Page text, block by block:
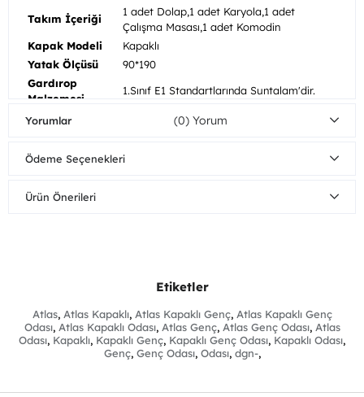
Takım İçeriği
1 adet Dolap,1 adet Karyola,1 adet
Çalışma Masası,1 adet Komodin
Kapak Modeli
Kapaklı
Yatak Ölçüsü
90*190
Gardırop
Malzemesi
1.Sınıf E1 Standartlarında Suntalam'dir.
Komodin
1.Sınıf E1 Standartlarında Suntalam'dir.
Şifonyer
Malzemesi
1.Sınıf E1 Standartlarında Suntalam'dir.
Mekanizması
Kapaklı
Karyola
Fonksiyonu
İsteğe bağlı olarak baza eklenebilir.
İthal Silinebilir Kumaş Kullanılmıştır
Ürün Boyutları
Yorumlar (0)
Ödeme Seçenekleri
Ürün Önerileri
Etiketler
Atlas, Atlas Kapaklı, Atlas Kapaklı Genç, Atlas Kapaklı Genç
Odası, Atlas Kapaklı Odası, Atlas Genç, Atlas Genç Odası, Atlas
Odası, Kapaklı, Kapaklı Genç, Kapaklı Genç Odası, Kapaklı Odası,
Genç, Genç Odası, Odası, dgn-,